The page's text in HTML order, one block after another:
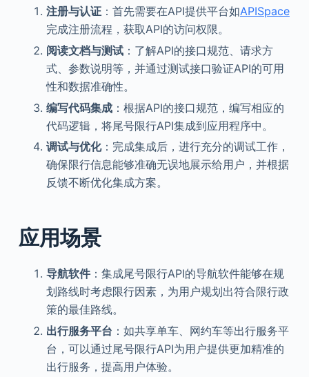
注册与认证：首先需要在API提供平台如APISpace
完成注册流程，获取API的访问权限。
阅读文档与测试：了解API的接口规范、请求方
式、参数说明等，并通过测试接口验证API的可用
性和数据准确性。
编写代码集成：根据API的接口规范，编写相应的
代码逻辑，将尾号限行API集成到应用程序中。
调试与优化：完成集成后，进行充分的调试工作，
确保限行信息能够准确无误地展示给用户，并根据
反馈不断优化集成方案。
应用场景
导航软件：集成尾号限行API的导航软件能够在规
划路线时考虑限行因素，为用户规划出符合限行政
策的最佳路线。
出行服务平台 ：如共享单车、网约车等出行服务平
台，可以通过尾号限行API为用户提供更加精准的
出行服务，提高用户体验。